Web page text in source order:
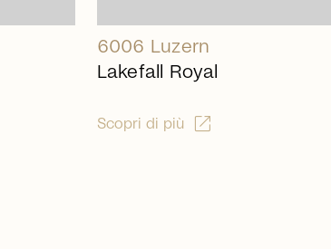
6006 Luzern
Lakefall Royal
Scopri di più open_in_new